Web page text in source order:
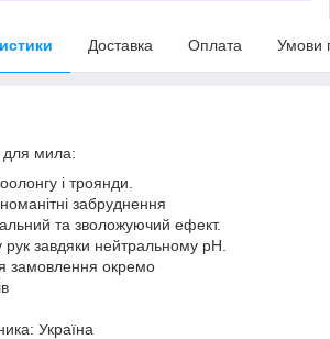
Доставка Оплата Умови
для мила:
і троянди.
забруднення
та зволожуючий ефект.
завдяки нейтральному рН.
замовлення окремо
Україна